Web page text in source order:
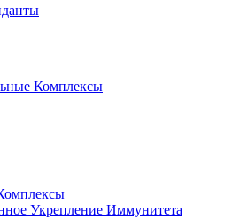
Комплексы
Укрепление Иммунитета